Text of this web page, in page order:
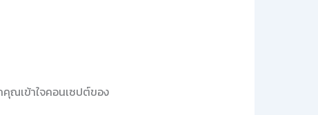
ณเข้าใจคอนเซปต์ของ